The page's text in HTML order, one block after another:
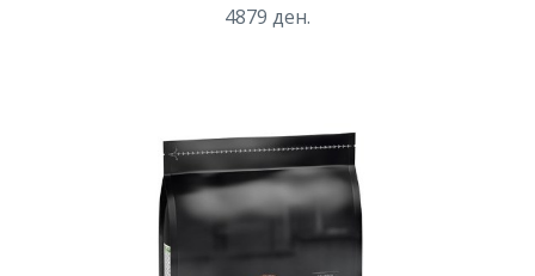
4879 ден.